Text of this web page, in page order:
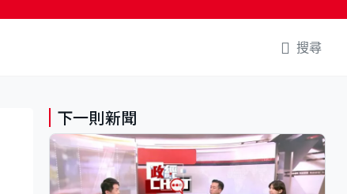
搜尋
下一則新聞